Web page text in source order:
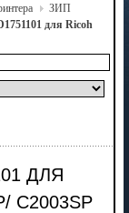
ЗИП
для Ricoh
ДЛЯ
C2003SP